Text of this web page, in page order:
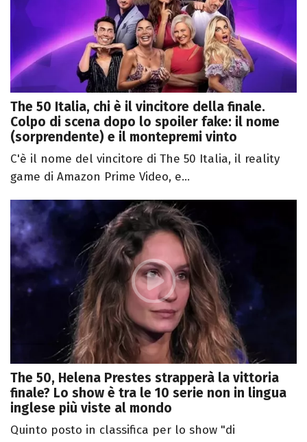
The 50 Italia, chi è il vincitore della finale.
Colpo di scena dopo lo spoiler fake: il nome
(sorprendente) e il montepremi vinto
C'è il nome del vincitore di The 50 Italia, il reality
game di Amazon Prime Video, e...
The 50, Helena Prestes strapperà la vittoria
finale? Lo show è tra le 10 serie non in lingua
inglese più viste al mondo
Quinto posto in classifica per lo show "di